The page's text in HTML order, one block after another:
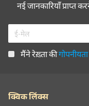
नई जानकारियाँ प्राप्त
मैंने रेख़्ता कीगोपनीयता
क्विक लिंक्स